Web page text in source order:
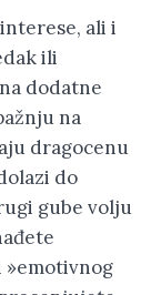
ali i
ili
dodatne
na
dragocenu
do
gube volju
»emotivnog